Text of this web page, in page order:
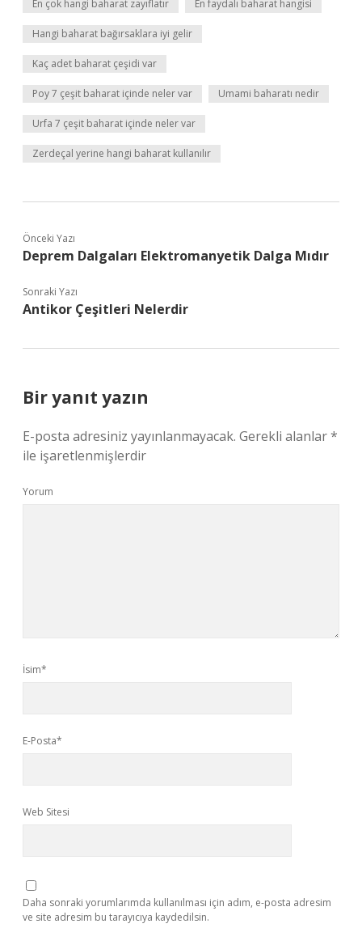
En çok hangi baharat zayıflatır En faydalı baharat hangisi
Hangi baharat bağırsaklara iyi gelir
Kaç adet baharat çeşidi var
Poy 7 çeşit baharat içinde neler var Umami baharatı nedir
Urfa 7 çeşit baharat içinde neler var
Zerdeçal yerine hangi baharat kullanılır
Önceki Yazı
Deprem Dalgaları Elektromanyetik Dalga Mıdır
Sonraki Yazı
Antikor Çeşitleri Nelerdir
Bir yanıt yazın
E-posta adresiniz yayınlanmayacak. Gerekli alanlar*
ile işaretlenmişlerdir
Yorum
İsim*
E-Posta*
Web Sitesi
Daha sonraki yorumlarımda kullanılması için adım, e-posta adresim
ve site adresim bu tarayıcıya kaydedilsin.